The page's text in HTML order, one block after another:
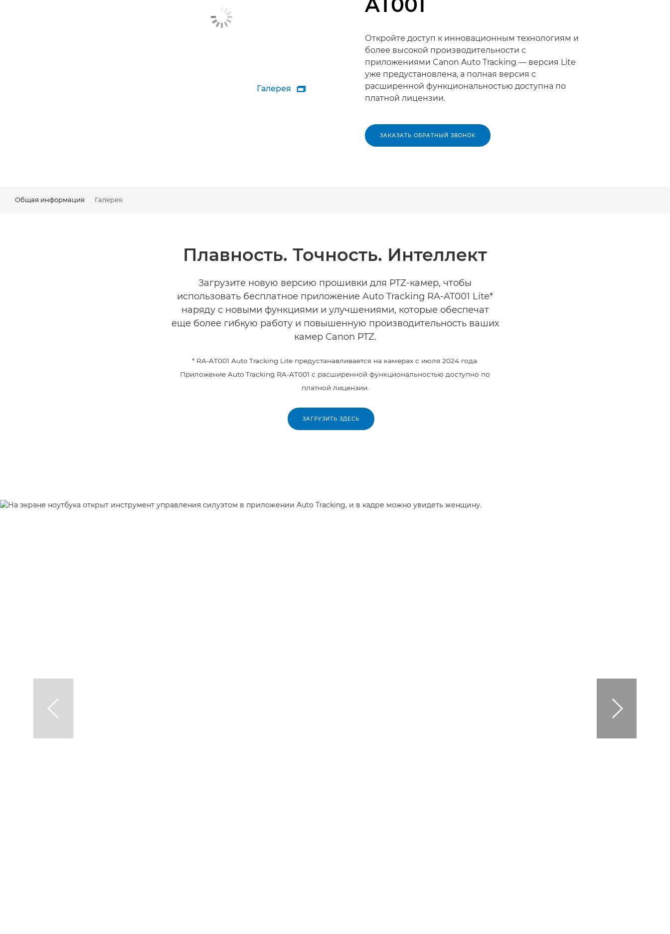
Галерея 
Откройте доступ к инновационным технологиям и
более высокой производительности с
приложениями Canon Auto Tracking — версия Lite
уже предустановлена, а полная версия с
расширенной функциональностью доступна по
платной лицензии.
ЗАКАЗАТЬ ОБРАТНЫЙ ЗВОНОК
Общая информация Галерея
Плавность. Точность. Интеллект
Загрузите новую версию прошивки для PTZ-камер, чтобы
использовать бесплатное приложение Auto Tracking RA-AT001 Lite*
наряду с новыми функциями и улучшениями, которые обеспечат
еще более гибкую работу и повышенную производительность ваших
камер Canon PTZ.
* RA-AT001 Auto Tracking Lite предустанавливается на камерах с июля 2024 года.
Приложение Auto Tracking RA-AT001 с расширенной функциональностью доступно по
платной лицензии.
ЗАГРУЗИТЬ ЗДЕСЬ